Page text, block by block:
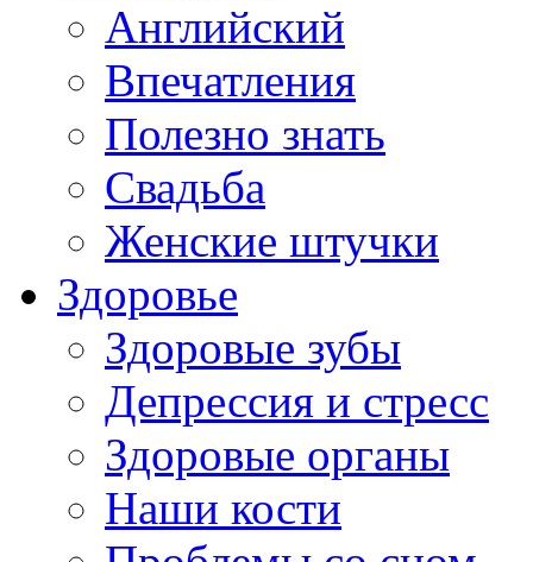
Английский
Впечатления
Полезно знать
Свадьба
Женские штучки
Здоровье
Здоровые зубы
Депрессия и стресс
Здоровые органы
Наши кости